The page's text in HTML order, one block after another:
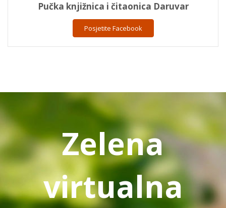
Pučka knjižnica i čitaonica Daruvar
Posjetite Facebook
Zelena
virtualna